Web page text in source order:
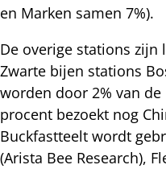
en Marken samen 7%).
De overige stations
Zwarte bijen stations
worden door 2% van
procent bezoekt nog
Buckfastteelt wordt
(Arista Bee Research),